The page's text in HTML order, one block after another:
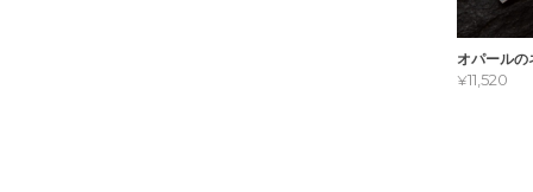
オパールの
¥11,520